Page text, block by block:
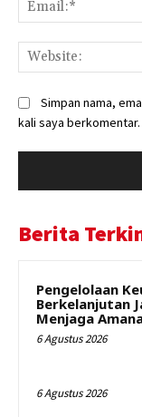
Simpan nama,
kali saya berkomentar.
Berita
Pengelolaan
Berkelanjutan
Menjaga
6 Agustus 2026
6 Agustus 2026